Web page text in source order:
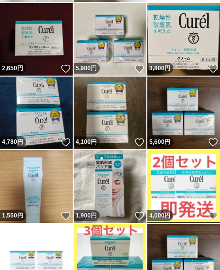
2,650円 いいね！
5,980円 いいね！
3,800円
4,780円 いいね！
4,100円 いいね！
5,600円
1,550円 いいね！
1,900円 いいね！
4,000円